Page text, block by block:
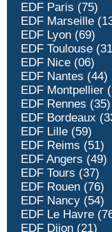
EDF Paris (75)
EDF Marseille
EDF Lyon (69)
EDF Toulouse
EDF Nice (06)
EDF Nantes (44)
EDF Montpellier
EDF Rennes (35)
EDF Bordeaux
EDF Lille (59)
EDF Reims (51)
EDF Angers (49)
EDF Tours (37)
EDF Rouen (76)
EDF Nancy (54)
EDF Le Havre
EDF Dijon (21)